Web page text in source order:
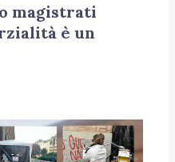
magistrati
è un